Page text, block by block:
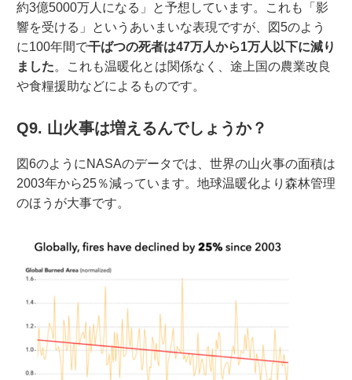
約3億5000万人になる」と予想しています。これも「影
響を受ける」というあいまいな表現ですが、図5のよう
に100年間で干ばつの死者は47万人から1万人以下に減り
ました。これも温暖化とは関係なく、途上国の農業改良
や食糧援助などによるものです。
Q9. 山火事は増えるんでしょうか？
図6のようにNASAのデータでは、世界の山火事の面積は
2003年から25％減っています。地球温暖化より森林管理
のほうが大事です。